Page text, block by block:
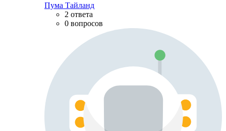
Пума Тайланд
2 ответа
0 вопросов